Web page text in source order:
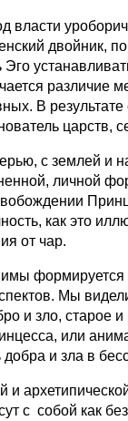
двойник,
различие
В
царств,
с землей и
личной
как это
от чар.
формируется
Мы
и зло,
или
и зла в
с собой как